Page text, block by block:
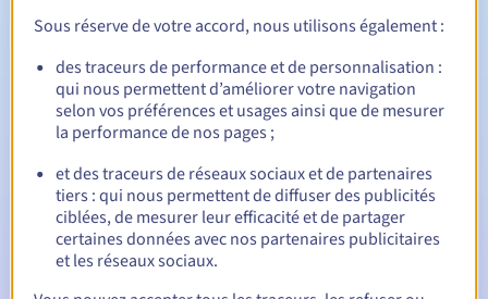
Notifications automatiques :
E-mails d'avertissement :60, 30, 15, 7 et 3 jours avant la
date d'échéance
E-mail le jour de l'expirationpour notification de la
suspension du nom de domaine
E-mail après la période de grâce de rédemptionpour
notification de la suppression du nom de domaine
Sous réserve de votre accord, nous utilisons également :
des traceurs de performance et de personnalisation :
qui nous permettent d’améliorer votre navigation
selon vos préférences et usages ainsi que de mesurer
la performance de nos pages ;
et des traceurs de réseaux sociaux et de partenaires
tiers : qui nous permettent de diffuser des publicités
ciblées, de mesurer leur efficacité et de partager
certaines données avec nos partenaires publicitaires
et les réseaux sociaux.